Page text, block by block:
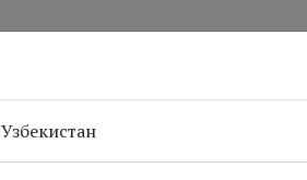
Узбекистан